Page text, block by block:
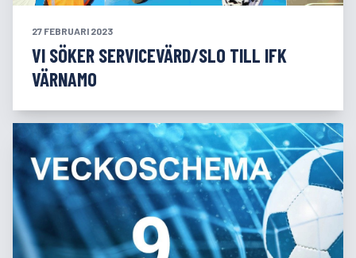
27 FEBRUARI 2023
VI SÖKER SERVICEVÄRD/SLO TILL IFK
VÄRNAMO